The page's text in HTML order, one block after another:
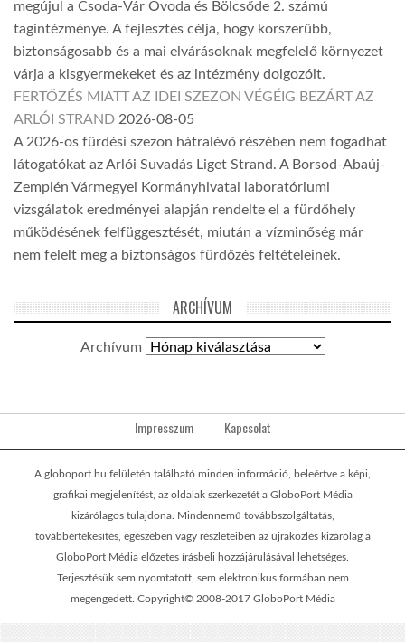
megújul a Csoda-Vár Óvoda és Bölcsőde 2. számú
tagintézménye. A fejlesztés célja, hogy korszerűbb,
biztonságosabb és a mai elvárásoknak megfelelő környezet
várja a kisgyermekeket és az intézmény dolgozóit.
FERTŐZÉS MIATT AZ IDEI SZEZON VÉGÉIG BEZÁRT AZ
ARLÓI STRAND 2026-08-05
A 2026-os fürdési szezon hátralévő részében nem fogadhat
látogatókat az Arlói Suvadás Liget Strand. A Borsod-Abaúj-
Zemplén Vármegyei Kormányhivatal laboratóriumi
vizsgálatok eredményei alapján rendelte el a fürdőhely
működésének felfüggesztését, miután a vízminőség már
nem felelt meg a biztonságos fürdőzés feltételeinek.
ARCHÍVUM
Archívum
Impresszum Kapcsolat
A globoport.hu felületén található minden információ, beleértve a képi,
grafikai megjelenítést, az oldalak szerkezetét a GloboPort Média
kizárólagos tulajdona. Mindennemű továbbszolgáltatás,
továbbértékesítés, egészében vagy részleteiben az újraközlés kizárólag a
GloboPort Média előzetes írásbeli hozzájárulásával lehetséges.
Terjesztésük sem nyomtatott, sem elektronikus formában nem
megengedett. Copyright© 2008-2017 GloboPort Média